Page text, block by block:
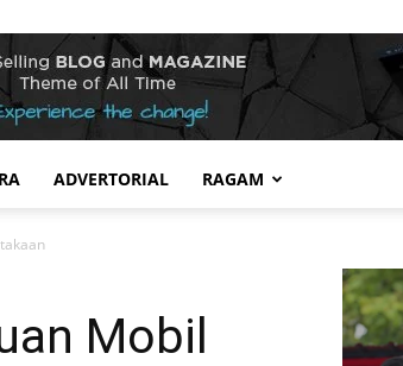
ADVERTORIAL RAGAM
Mobil